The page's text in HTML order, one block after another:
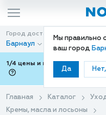
Мы правильно
ваш город
Да
Город доставки
Барнаул
1/4 цены и покупки ваши с
Главная Каталог
Кремы, масла и лосьоны